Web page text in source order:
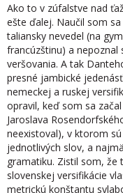
Ako to v zúfalstve nad
ešte ďalej. Naučil som
taliansky nevedel (na
francúzštinu) a
veršovania. A tak
presné jambické
nemeckej a ruskej
opravil, keď som sa
Jarosla­va
neexistoval), v ktorom
jednotlivých slov, a
gramatiku. Zistil som, že
slovenskej versifikácie
metrickú konštantu